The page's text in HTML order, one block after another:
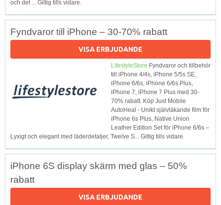
och det ... Giltig tills vidare.
Fyndvaror till iPhone – 30-70% rabatt
VISA ERBJUDANDE
LifestyleStore Fyndvaror och tillbehör
till iPhone 4/4s, iPhone 5/5s SE,
iPhone 6/6s, iPhone 6/6s Plus,
iPhone 7, iPhone 7 Plus med 30-
70% rabatt. Köp Just Mobile
AutoHeal - Unikt självläkande film för
iPhone 6s Plus, Native Union
Leather Edition Set för iPhone 6/6s –
Lyxigt och elegant med läderdetaljer, Twelve S... Giltig tills vidare.
iPhone 6S display skärm med glas – 50%
rabatt
VISA ERBJUDANDE